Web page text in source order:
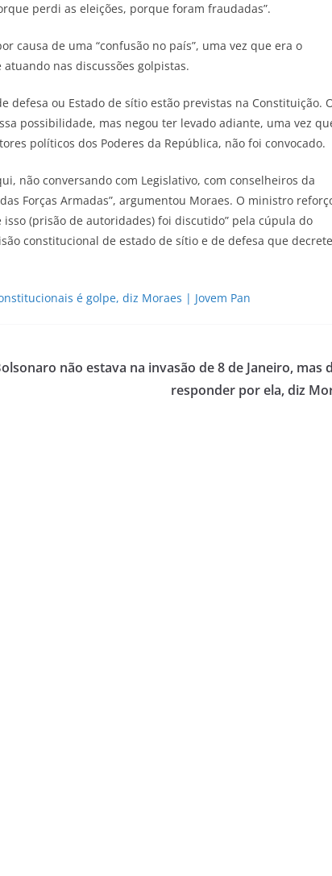
perdi as eleições, porque foram fraudadas”.
causa de uma “confusão no país”, uma vez que era o
nas discussões golpistas.
defesa ou Estado de sítio estão previstas na Constituição.
possibilidade, mas negou ter levado adiante, uma vez
políticos dos Poderes da República, não foi convocado.
não conversando com Legislativo, com conselheiros da
Forças Armadas”, argumentou Moraes. O ministro
(prisão de autoridades) foi discutido” pela cúpula do
constitucional de estado de sítio e de defesa que decrete
é golpe, diz Moraes | Jovem Pan
não estava na invasão de 8 de Janeiro, mas
responder por ela, diz